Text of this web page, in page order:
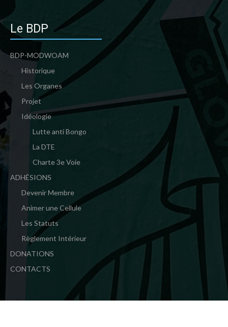
Le BDP
BDP-MODWOAM
Historique
Les Organes
Projet
Idéologie
Lutte anti Bongo
La DTE
Charte 3e Voie
ADHÉSIONS
Devenir Membre
Animer une Cellule
Les Statuts
Règlement Intérieur
DONATIONS
CONTACTS